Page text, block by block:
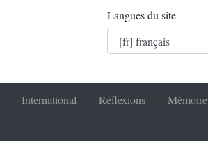
Langues du site
International Réflexions Mémoire